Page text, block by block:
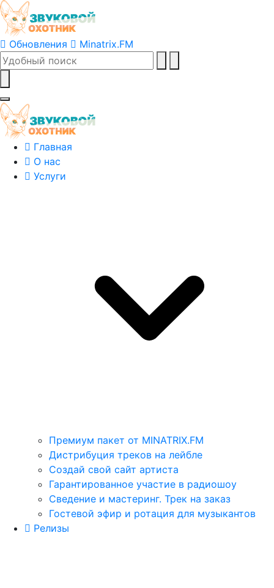
Обновления Minatrix.FM
Главная
О нас
Услуги
Премиум пакет от MINATRIX.FM
Дистрибуция треков на лейбле
Создай свой сайт артиста
Гарантированное участие в радиошоу
Сведение и мастеринг. Трек на заказ
Гостевой эфир и ротация для музыкантов
Релизы